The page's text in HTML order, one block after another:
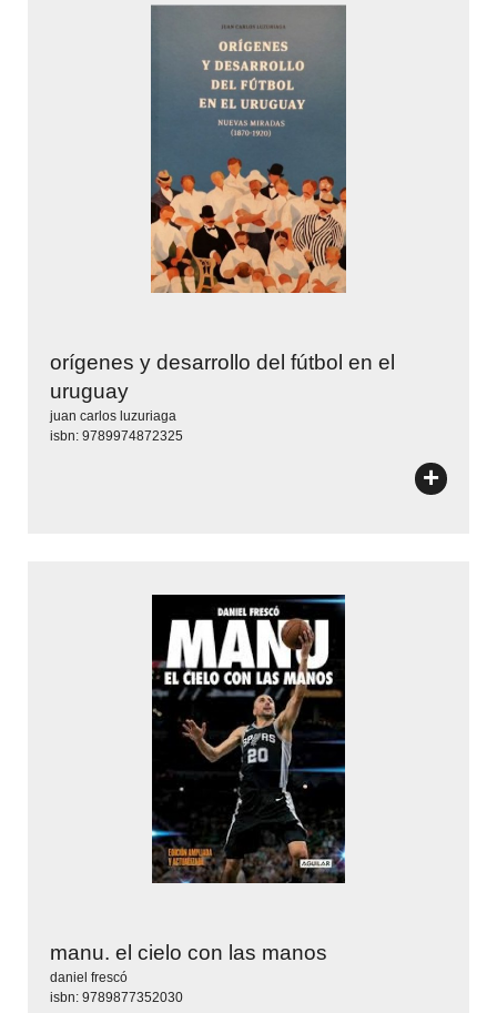
orígenes y desarrollo del fútbol en el
uruguay
juan carlos luzuriaga
isbn: 9789974872325
+
manu. el cielo con las manos
daniel frescó
isbn: 9789877352030